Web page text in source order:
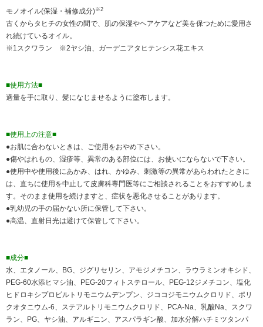
モノオイル(保湿・補修成分)※2
古くからタヒチの女性の間で、肌の保湿やヘアケアなど美を保つために愛用さ
れ続けているオイル。
※1スクワラン ※2ヤシ油、ガーデニアタヒテンシス花エキス
■使用方法■
適量を手に取り、髪になじませるように塗布します。
■使用上の注意■
●お肌に合わないときは、ご使用をおやめ下さい。
●傷やはれもの、湿疹等、異常のある部位には、お使いにならないで下さい。
●使用中や使用後にあかみ、はれ、かゆみ、刺激等の異常があらわれたときに
は、直ちに使用を中止して皮膚科専門医等にご相談されることをおすすめしま
す。そのまま使用を続けますと、症状を悪化させることがあります。
●乳幼児の手の届かない所に保管して下さい。
●高温、直射日光は避けて保管して下さい。
■成分■
水、エタノール、BG、ジグリセリン、アモジメチコン、ラウラミンオキシド、
PEG-60水添ヒマシ油、PEG-20フィトステロール、PEG-12ジメチコン、塩化
ヒドロキシプロピルトリモニウムデンプン、ジココジモニウムクロリド、ポリ
クオタニウム-6、ステアルトリモニウムクロリド、PCA-Na、乳酸Na、スクワ
ラン、PG、ヤシ油、アルギニン、アスパラギン酸、加水分解ハチミツタンパ